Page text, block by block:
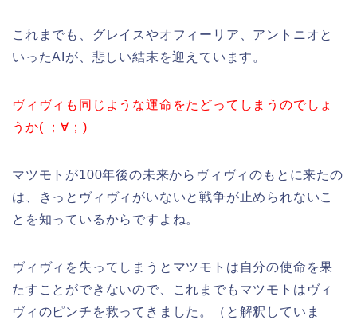
これまでも、グレイスやオフィーリア、アントニオと
いったAIが、悲しい結末を迎えています。
ヴィヴィも同じような運命をたどってしまうのでしょ
うか( ；∀；)
マツモトが100年後の未来からヴィヴィのもとに来たの
は、きっとヴィヴィがいないと戦争が止められないこ
とを知っているからですよね。
ヴィヴィを失ってしまうとマツモトは自分の使命を果
たすことができないので、
これまでもマツモトはヴィ
ヴィのピンチを救ってきました。（と解釈していま